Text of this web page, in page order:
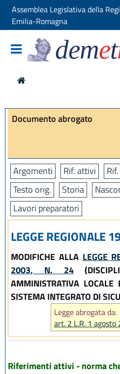
Assemblea Legislativa della
Emilia-Romagna
demet
Documento abrogato
Argomenti Rif. attivi
Testo orig.
Storia
Lavori preparatori
LEGGE REGIONALE
MODIFICHE ALLA LEGGE
2003, N. 24
AMMINISTRATIVA
SISTEMA INTEGRATO DI
Legge abrogata da:
art. 2 L.R. 1 agosto
Riferimenti attivi - norma